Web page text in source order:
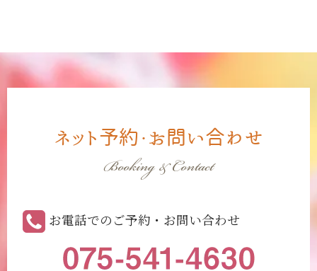
ネット予約・お問い合わせ
Booking & Contact
お電話でのご予約・お問い合わせ